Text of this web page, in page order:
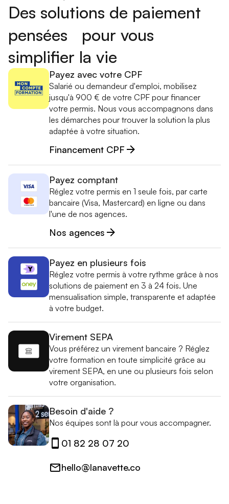
Des solutions de paiement
pensées pour vous
simplifier la vie
Payez avec votre CPF
Salarié ou demandeur d'emploi, mobilisez
jusqu'à 900 € de votre CPF pour financer
votre permis. Nous vous accompagnons dans
les démarches pour trouver la solution la plus
adaptée à votre situation.
Financement CPF
Payez comptant
Réglez votre permis en 1 seule fois, par carte
bancaire (Visa, Mastercard) en ligne ou dans
l'une de nos agences.
Nos agences
Payez en plusieurs fois
Réglez votre permis à votre rythme grâce à nos
solutions de paiement en 3 à 24 fois. Une
mensualisation simple, transparente et adaptée
à votre budget.
Virement SEPA
Vous préférez un virement bancaire ? Réglez
votre formation en toute simplicité grâce au
virement SEPA, en une ou plusieurs fois selon
votre organisation.
Besoin d'aide ?
Nos équipes sont là pour vous accompagner.
01 82 28 07 20
hello@lanavette.co